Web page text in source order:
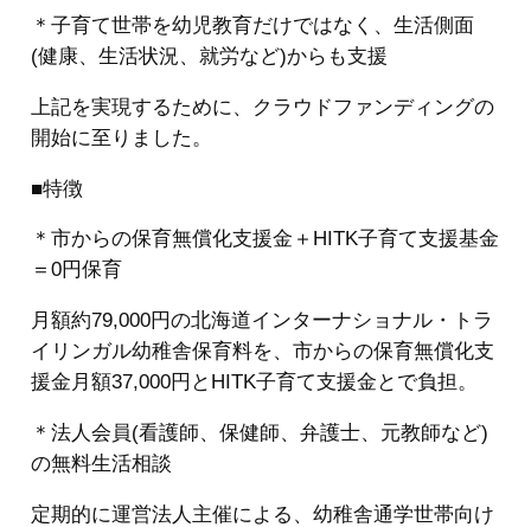
＊子育て世帯を幼児教育だけではなく、生活側面
(健康、生活状況、就労など)からも支援
上記を実現するために、クラウドファンディングの
開始に至りました。
■特徴
＊市からの保育無償化支援金＋HITK子育て支援基金
＝0円保育
月額約79,000円の北海道インターナショナル・トラ
イリンガル幼稚舎保育料を、市からの保育無償化支
援金月額37,000円とHITK子育て支援金とで負担。
＊法人会員(看護師、保健師、弁護士、元教師など)
の無料生活相談
定期的に運営法人主催による、幼稚舎通学世帯向け